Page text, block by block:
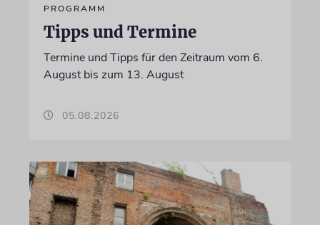
PROGRAMM
Tipps und Termine
Termine und Tipps für den Zeitraum vom 6.
August bis zum 13. August
05.08.2026